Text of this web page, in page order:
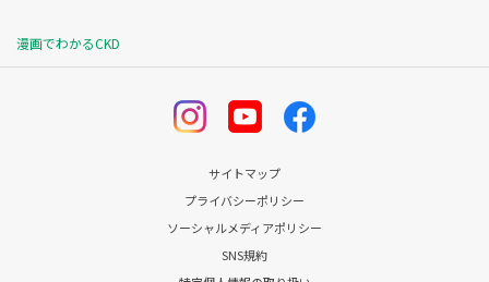
漫画でわかるCKD
サイトマップ
プライバシーポリシー
ソーシャルメディアポリシー
SNS規約